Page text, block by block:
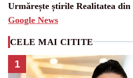
Urmărește știrile Realitatea din
Google News
CELE MAI CITITE
1